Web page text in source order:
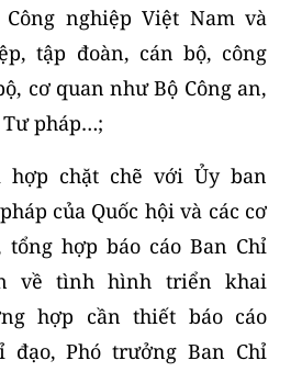
nghiệp Việt Nam và
tập đoàn, cán bộ, công
cơ quan như Bộ Công an,
Tư pháp…;
hợp chặt chẽ với Ủy ban
của Quốc hội và các cơ
hợp báo cáo Ban Chỉ
về tình hình triển khai
hợp cần thiết báo cáo
đạo, Phó trưởng Ban Chỉ